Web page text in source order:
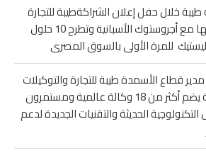
خلال حفل إعلان الشراكةطيبة للتجارة
والتوكيلات تطلق شراكتها مع أجروستوك الأسبانية وتطرح 10 حلول
للمرة الأولى بالسوق المصرى
قطاع الأسمدة طيبة للتجارة والتوكيلات
قطاع الأسمدة في طيبة يضم أكثر من 18 وكالة عالمية ومستمرون
الحديثة والتقنيات الجديدة لدعم